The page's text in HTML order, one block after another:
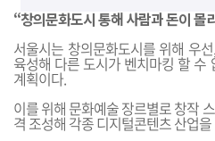
“창의문화도시 통해 사람과 돈이 몰
서울시는 창의문화도시를 위해 우
육성해 다른 도시가 벤치마킹 할 수
계획이다.
이를 위해 문화예술 장르별로 창작
격 조성해 각종 디지털콘텐츠 산업